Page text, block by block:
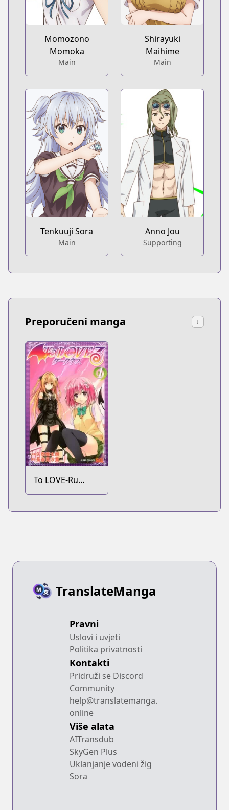
Momozono
Momoka
Main
Shirayuki
Maihime
Main
Tenkuuji Sora
Main
Anno Jou
Supporting
Preporučeni manga ↓
To LOVE-Ru
Darkness
TranslateManga
Pravni
Uslovi i uvjeti
Politika privatnosti
Kontakti
Pridruži se Discord
Community
help@translatemanga.
online
Više alata
AITransdub
SkyGen Plus
Uklanjanje vodeni žig
Sora